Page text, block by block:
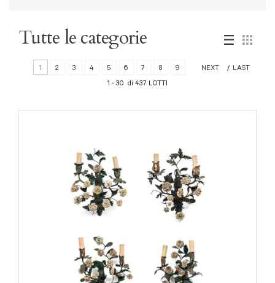
Tutte le categorie
1 - 30 di 437 LOTTI
1 2 3 4 5 6 7 8 9 NEXT LAST